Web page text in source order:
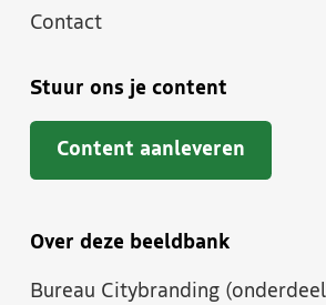
Contact
Stuur ons je content
Content aanleveren
Over deze beeldbank
Bureau Citybranding